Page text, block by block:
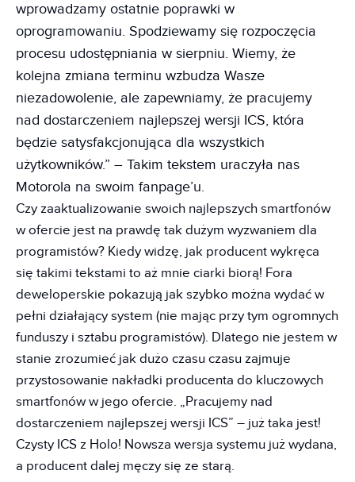
wprowadzamy ostatnie poprawki w
oprogramowaniu. Spodziewamy się rozpoczęcia
procesu udostępniania w sierpniu. Wiemy, że
kolejna zmiana terminu wzbudza Wasze
niezadowolenie, ale zapewniamy, że pracujemy
nad dostarczeniem najlepszej wersji ICS, która
będzie satysfakcjonująca dla wszystkich
użytkowników.” – Takim tekstem uraczyła nas
Motorola na swoim fanpage’u.
Czy zaaktualizowanie swoich najlepszych smartfonów
w ofercie jest na prawdę tak dużym wyzwaniem dla
programistów? Kiedy widzę, jak producent wykręca
się takimi tekstami to aż mnie ciarki biorą! Fora
deweloperskie pokazują jak szybko można wydać w
pełni działający system (nie mając przy tym ogromnych
funduszy i sztabu programistów). Dlatego nie jestem w
stanie zrozumieć jak dużo czasu czasu zajmuje
przystosowanie nakładki producenta do kluczowych
smartfonów w jego ofercie. „Pracujemy nad
dostarczeniem najlepszej wersji ICS” – już taka jest!
Czysty ICS z Holo! Nowsza wersja systemu już wydana,
a producent dalej męczy się ze starą.